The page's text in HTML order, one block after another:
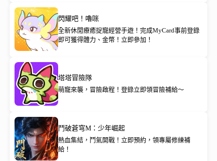
閃耀吧！嚕咪
全新休閒療癒捉寵經營手遊！完成MyCard事前登錄
即可獲得體力、金幣！立即參加！
塔塔冒險隊
萌寵來襲，冒險啟程！登錄立即領冒險補給～
鬥破蒼穹M：少年崛起
熱血集結，鬥氣開戰！立即預約，領專屬修練補
給！